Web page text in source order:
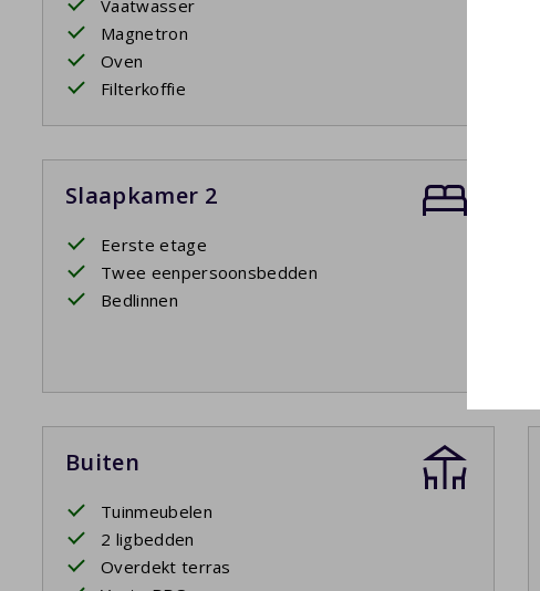
Vaatwasser
Magnetron
Oven
Filterkoffie
Slaapkamer 2
Eerste etage
Twee eenpersoonsbedden
Bedlinnen
Buiten
Tuinmeubelen
2 ligbedden
Overdekt terras